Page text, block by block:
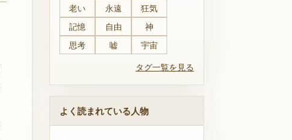
老い
永遠
狂気
記憶
自由
神
思考
嘘 宇宙
タグ一覧を見る
よく読まれている人物